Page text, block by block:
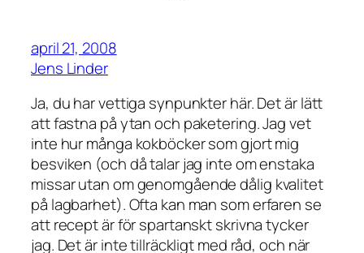
april 21, 2008
Jens Linder
Ja, du har vettiga synpunkter här. Det är lätt
att fastna på ytan och paketering. Jag vet
inte hur många kokböcker som gjort mig
besviken (och då talar jag inte om enstaka
missar utan om genomgående dålig kvalitet
på lagbarhet). Ofta kan man som erfaren se
att recept är för spartanskt skrivna tycker
jag. Det är inte tillräckligt med råd, och när